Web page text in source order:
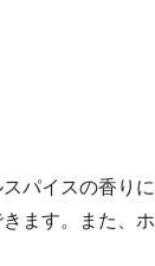
パイスの香りに
ます。また、ホ